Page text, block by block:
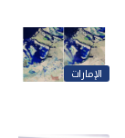
الإمارات